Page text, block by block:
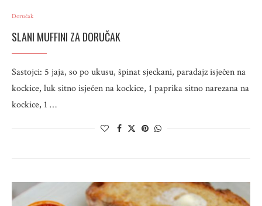
Doručak
SLANI MUFFINI ZA DORUČAK
Sastojci: 5 jaja, so po ukusu, špinat sjeckani, paradajz isječen na
kockice, luk sitno isječen na kockice, 1 paprika sitno narezana na
kockice, 1 …